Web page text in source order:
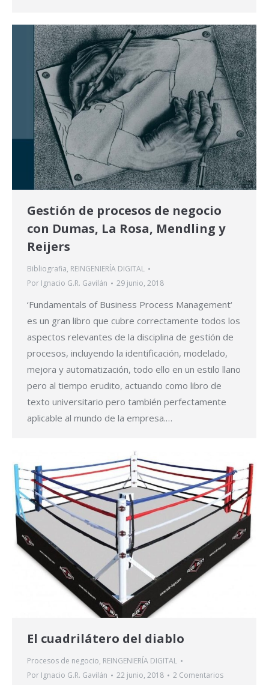
Gestión de procesos de negocio
con Dumas, La Rosa, Mendling y
Reijers
Bibliografia, REINGENIERÍA DIGITAL
Por Ignacio G.R. Gavilán 29 junio, 2018
‘Fundamentals of Business Process Management‘
es un gran libro que cubre correctamente todos los
aspectos relevantes de la disciplina de gestión de
procesos, incluyendo la identificación, modelado,
mejora y automatización, todo ello en un estilo llano
pero al tiempo erudito, actuando como libro de
texto universitario pero también perfectamente
aplicable al mundo de la empresa.…
El cuadrilátero del diablo
Procesos de negocio, REINGENIERÍA DIGITAL
Por Ignacio G.R. Gavilán 22 junio, 2018 2 Comentarios